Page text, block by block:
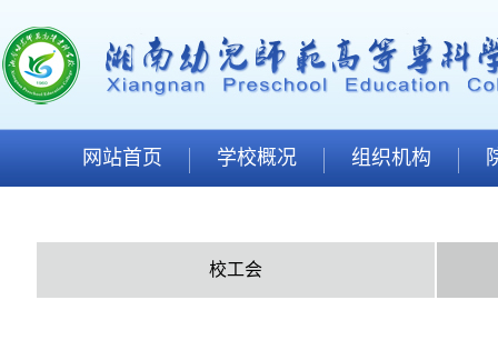
网站首页 学校概况 组织机构
校工会